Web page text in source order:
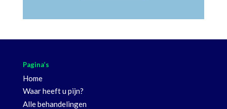
Pagina’s
Home
Waar heeft u pijn?
Alle behandelingen